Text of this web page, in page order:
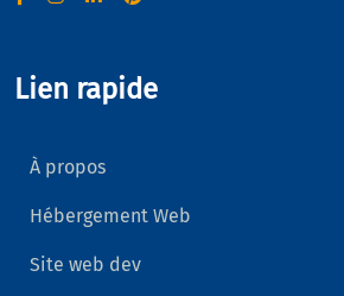
Lien rapide
À propos
Hébergement Web
Site web dev